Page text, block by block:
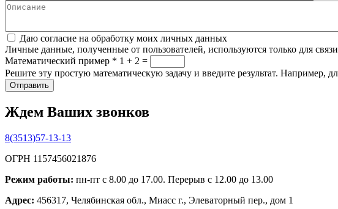
Описание
Соглашение*
Даю согласие на обработку моих личных данных
Личные данные, полученные от пользователей, используются только для
Математический пример * 1 + 2 =
Решите эту простую математическую задачу и введите результат. Например,
Ждем Ваших звонков
8(3513)57-13-13
ОГРН 1157456021876
Режим работы: пн-пт с 8.00 до 17.00. Перерыв с 12.00 до 13.00
Адрес: 456317, Челябинская обл., Миасс г., Элеваторный пер., дом 1